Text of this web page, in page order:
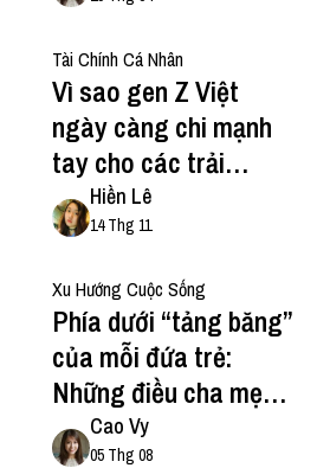
Tài Chính Cá Nhân
Vì sao gen Z Việt
ngày càng chi mạnh
tay cho các trải
nghiệm?
Hiền Lê
14 Thg 11
Xu Hướng Cuộc Sống
Phía dưới “tảng băng”
của mỗi đứa trẻ:
Những điều cha mẹ
cần lắng nghe
Cao Vy
05 Thg 08